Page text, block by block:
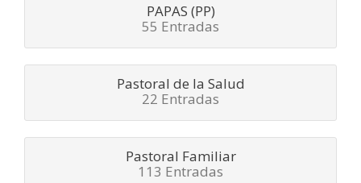
PAPAS (PP)
55 Entradas
Pastoral de la Salud
22 Entradas
Pastoral Familiar
113 Entradas